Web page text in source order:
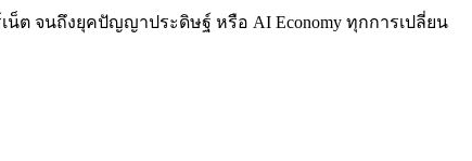
ต จนถึงยุคปัญญาประดิษฐ์ หรือ AI Economy ทุกการเปลี่ยน